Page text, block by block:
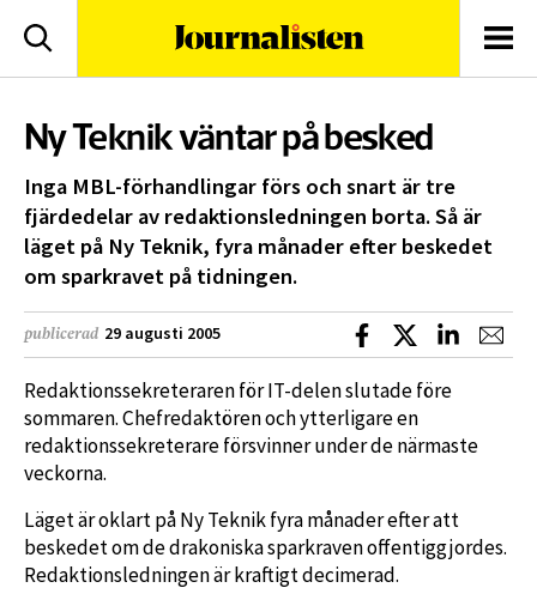
Sök
Ny Teknik väntar på besked
Inga MBL-förhandlingar förs och snart är tre
fjärdedelar av redaktionsledningen borta. Så är
läget på Ny Teknik, fyra månader efter beskedet
om sparkravet på tidningen.
publicerad 29 augusti 2005 Dela på Facebook
Dela på XDela på
Redaktionssekreteraren för IT-delen slutade före
sommaren. Chefredaktören och ytterligare en
redaktionssekreterare försvinner under de närmaste
veckorna.
Läget är oklart på Ny Teknik fyra månader efter att
beskedet om de drakoniska sparkraven offentiggjordes.
Redaktionsledningen är kraftigt decimerad.